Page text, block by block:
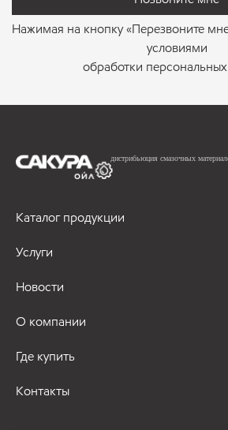
Нажимая на кнопку «Перезвоните
условиями
обработки
дистрибьюция смазочных
Каталог продукции
Услуги
Новости
О компании
Где купить
Контакты